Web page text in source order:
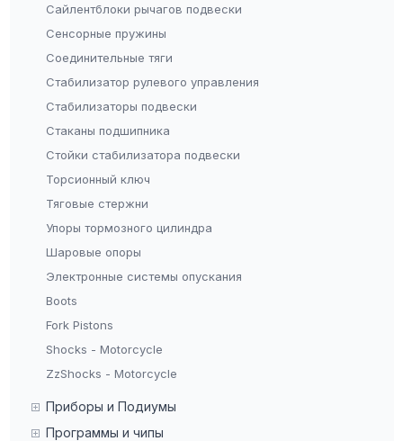
Сайлентблоки рычагов подвески
Сенсорные пружины
Соединительные тяги
Стабилизатор рулевого управления
Стабилизаторы подвески
Стаканы подшипника
Стойки стабилизатора подвески
Торсионный ключ
Тяговые стержни
Упоры тормозного цилиндра
Шаровые опоры
Электронные системы опускания
Boots
Fork Pistons
Shocks - Motorcycle
ZzShocks - Motorcycle
Приборы и Подиумы
Программы и чипы